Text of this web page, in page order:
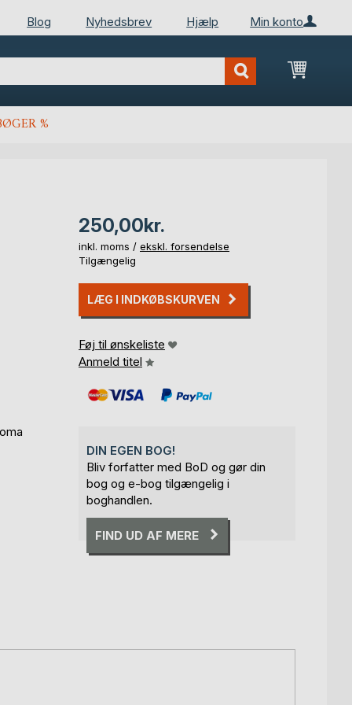
Min konto
Blog Nyhedsbrev Hjælp
Min
%
250,00kr.
inkl. moms / ekskl. forsendelse
Tilgængelig
LÆG I INDKØBSKURVEN
Føj til ønskeliste
Anmeld titel
DIN EGEN BOG!
Bliv forfatter med BoD og gør din
bog og e-bog tilgængelig i
boghandlen.
FIND UD AF MERE